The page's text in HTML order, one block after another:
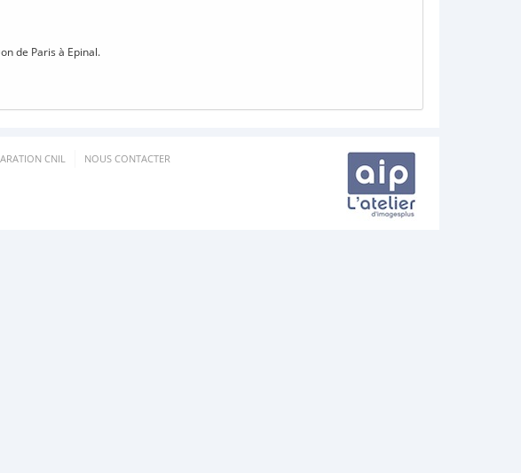
de Paris à Epinal.
CNIL NOUS CONTACTER